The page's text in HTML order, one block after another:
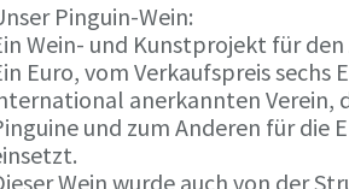
Pinguin-Wein:
Wein- und Kunstprojekt für
Euro, vom Verkaufspreis sechs
anerkannten Verein,
und zum Anderen für die
Wein wurde auch von der